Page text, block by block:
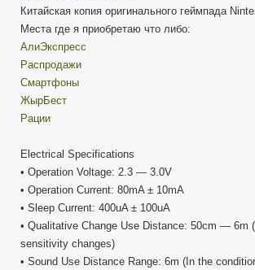
Китайская копия оригинального геймпада
Места где я приобретаю что либо:
АлиЭкспресс
Распродажи
Смартфоны
ЖырБест
Рации
Electrical Specifications
• Operation Voltage: 2.3 — 3.0V
• Operation Current: 80mA ± 10mA
• Sleep Current: 400uA ± 100uA
• Qualitative Change Use Distance: 50cm — 6m
sensitivity changes)
• Sound Use Distance Range: 6m (In the